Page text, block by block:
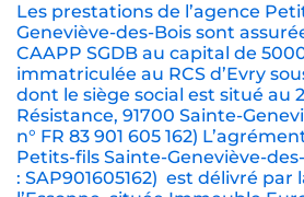
Les prestations de l’agence
Geneviève-des-Bois sont
CAAPP SGDB au capital de
immatriculée au RCS d’Evry
dont le siège social est situé au
Résistance, 91700 Sainte-
n° FR 83 901 605 162)
Petits-fils Sainte-Geneviève-
: SAP901605162) est délivré par